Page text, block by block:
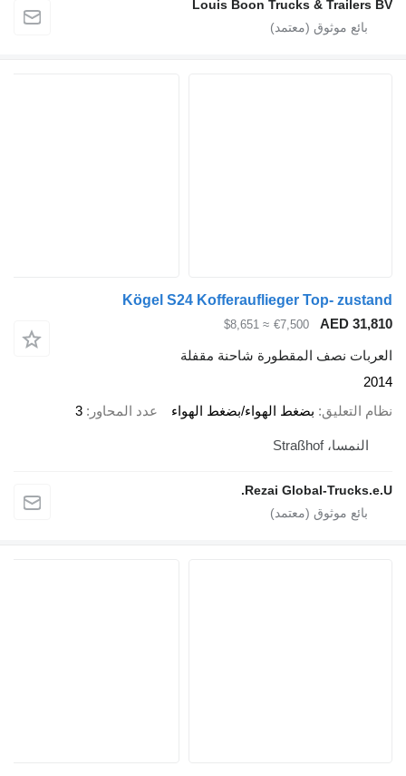
Louis Boon Trucks & Trailers BV
Kögel S24 Kofferauflieger Top- zustand
AED 31,810
€7,500
≈ $8,651
العربات نصف المقطورة شاحنة مقفلة
2014
نظام التعليق بضغط الهواء/بضغط الهواء عدد المحاور 3
النمسا، Straßhof
Rezai Global-Trucks.e.U.